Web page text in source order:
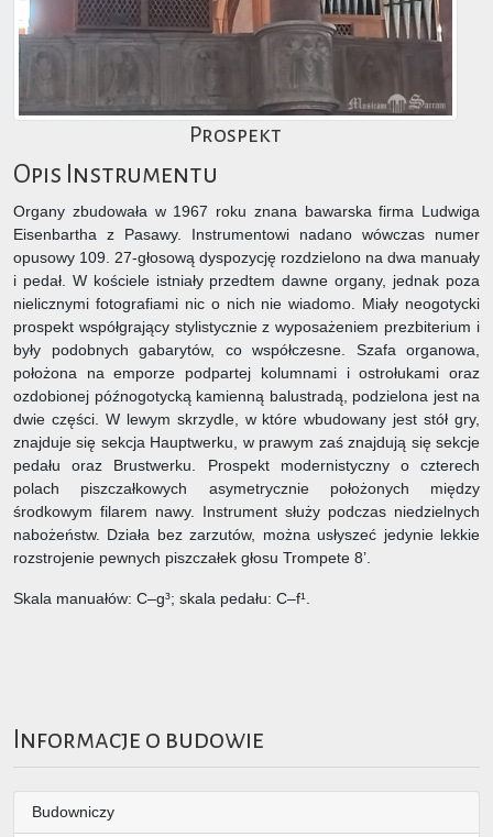
Prospekt
Opis Instrumentu
Organy zbudowała w 1967 roku znana bawarska firma Ludwiga
Eisenbartha z Pasawy. Instrumentowi nadano wówczas numer
opusowy 109. 27-głosową dyspozycję rozdzielono na dwa manuały
i pedał. W kościele istniały przedtem dawne organy, jednak poza
nielicznymi fotografiami nic o nich nie wiadomo. Miały neogotycki
prospekt współgrający stylistycznie z wyposażeniem prezbiterium i
były podobnych gabarytów, co współczesne. Szafa organowa,
położona na emporze podpartej kolumnami i ostrołukami oraz
ozdobionej późnogotycką kamienną balustradą, podzielona jest na
dwie części. W lewym skrzydle, w które wbudowany jest stół gry,
znajduje się sekcja Hauptwerku, w prawym zaś znajdują się sekcje
pedału oraz Brustwerku. Prospekt modernistyczny o czterech
polach piszczałkowych asymetrycznie położonych między
środkowym filarem nawy. Instrument służy podczas niedzielnych
nabożeństw. Działa bez zarzutów, można usłyszeć jedynie lekkie
rozstrojenie pewnych piszczałek głosu Trompete 8’.
Skala manuałów: C–g³; skala pedału: C–f¹.
Informacje o budowie
Budowniczy